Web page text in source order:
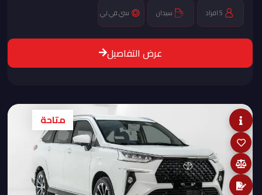
5 افراد سيدان سي في تي
عرض التفاصيل
متاحة